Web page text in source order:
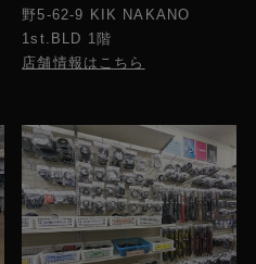
野5-62-9 KIK NAKANO
1st.BLD 1階
店舗情報はこちら